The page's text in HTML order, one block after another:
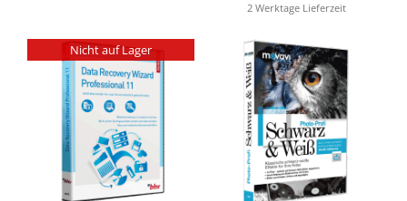
2 Werktage Lieferzeit
Nicht auf Lager